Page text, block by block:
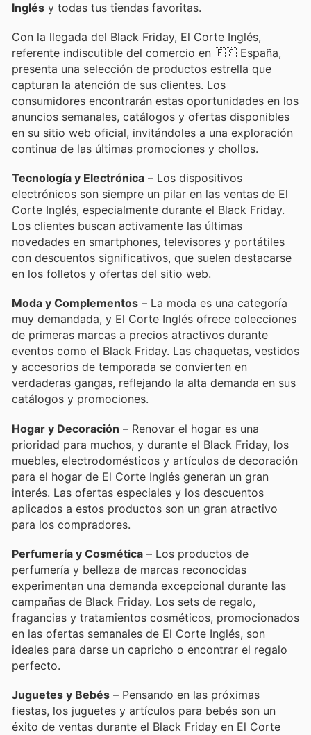
Inglés y todas tus tiendas favoritas.
Con la llegada del Black Friday, El Corte Inglés,
referente indiscutible del comercio en 🇪🇸 España,
presenta una selección de productos estrella que
capturan la atención de sus clientes. Los
consumidores encontrarán estas oportunidades en los
anuncios semanales, catálogos y ofertas disponibles
en su sitio web oficial, invitándoles a una exploración
continua de las últimas promociones y chollos.
Tecnología y Electrónica – Los dispositivos
electrónicos son siempre un pilar en las ventas de El
Corte Inglés, especialmente durante el Black Friday.
Los clientes buscan activamente las últimas
novedades en smartphones, televisores y portátiles
con descuentos significativos, que suelen destacarse
en los folletos y ofertas del sitio web.
Moda y Complementos – La moda es una categoría
muy demandada, y El Corte Inglés ofrece colecciones
de primeras marcas a precios atractivos durante
eventos como el Black Friday. Las chaquetas, vestidos
y accesorios de temporada se convierten en
verdaderas gangas, reflejando la alta demanda en sus
catálogos y promociones.
Hogar y Decoración – Renovar el hogar es una
prioridad para muchos, y durante el Black Friday, los
muebles, electrodomésticos y artículos de decoración
para el hogar de El Corte Inglés generan un gran
interés. Las ofertas especiales y los descuentos
aplicados a estos productos son un gran atractivo
para los compradores.
Perfumería y Cosmética – Los productos de
perfumería y belleza de marcas reconocidas
experimentan una demanda excepcional durante las
campañas de Black Friday. Los sets de regalo,
fragancias y tratamientos cosméticos, promocionados
en las ofertas semanales de El Corte Inglés, son
ideales para darse un capricho o encontrar el regalo
perfecto.
Juguetes y Bebés – Pensando en las próximas
fiestas, los juguetes y artículos para bebés son un
éxito de ventas durante el Black Friday en El Corte